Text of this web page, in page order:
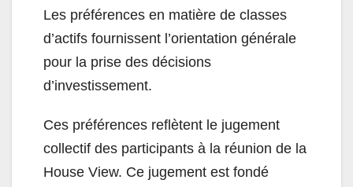
Les préférences en matière de classes
d’actifs fournissent l’orientation générale
pour la prise des décisions
d’investissement.
Ces préférences reflètent le jugement
collectif des participants à la réunion de la
House View. Ce jugement est fondé